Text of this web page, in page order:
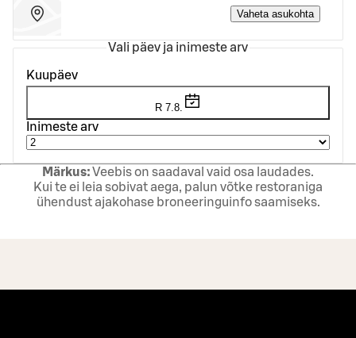
Vaheta asukohta
Vali päev ja inimeste arv
Kuupäev
R 7.8.
Inimeste arv
Märkus:Veebis on saadaval vaid osa laudades.
Kui te ei leia sobivat aega, palun võtke restoraniga
ühendust ajakohase broneeringuinfo saamiseks.